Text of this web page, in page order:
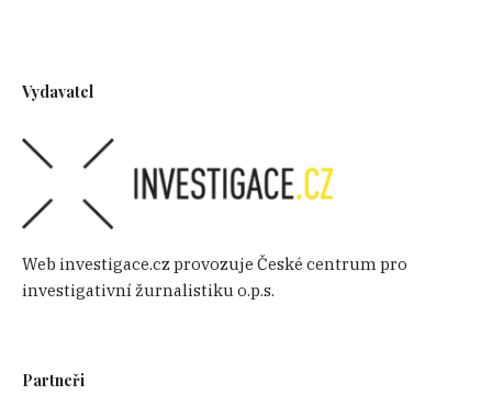
Vydavatel
Web investigace.cz provozuje České centrum pro
investigativní žurnalistiku o.p.s.
Partneři